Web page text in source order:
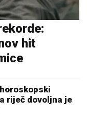
hit
riječ dovoljna je